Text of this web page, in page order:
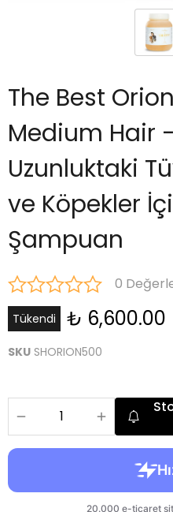
The Best
Medium Hair
Uzunluktaki
ve Köpekler
Şampuan
0
Tükendi ₺ 6,600.00
SKU SHORION500